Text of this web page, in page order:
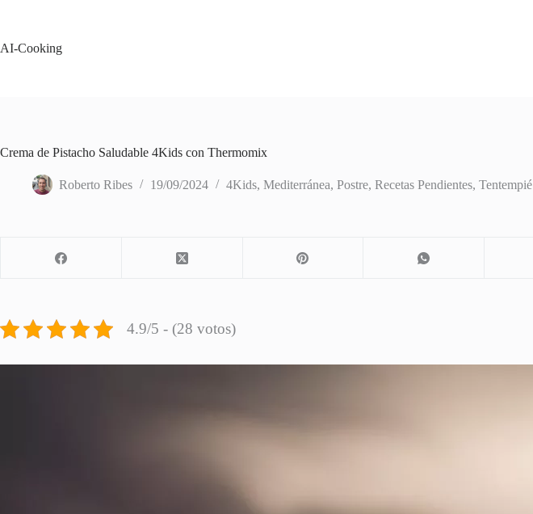
AI-Cooking
Crema de Pistacho Saludable 4Kids con Thermomix
Roberto Ribes 19/09/2024 4Kids, Mediterránea, Postre, Recetas Pendientes, Tentempié
4.9/5 - (28 votos)